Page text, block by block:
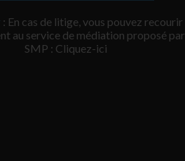
: En cas de litige, vous pouvez recourir
au service de médiation proposé par
SMP : Cliquez-ici